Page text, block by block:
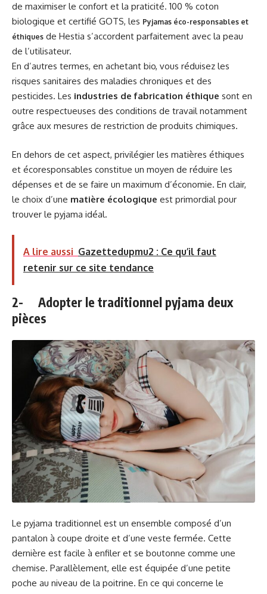
de maximiser le confort et la praticité. 100 % coton
biologique et certifié GOTS, les Pyjamas éco-responsables et
éthiques de Hestia s’accordent parfaitement avec la peau
de l’utilisateur.
En d’autres termes, en achetant bio, vous réduisez les
risques sanitaires des maladies chroniques et des
pesticides. Les industries de fabrication éthique sont en
outre respectueuses des conditions de travail notamment
grâce aux mesures de restriction de produits chimiques.
En dehors de cet aspect, privilégier les matières éthiques
et écoresponsables constitue un moyen de réduire les
dépenses et de se faire un maximum d’économie. En clair,
le choix d’une matière écologique est primordial pour
trouver le pyjama idéal.
A lire aussi Gazettedupmu2 : Ce qu’il faut
retenir sur ce site tendance
2- Adopter le traditionnel pyjama deux
pièces
Le pyjama traditionnel est un ensemble composé d’un
pantalon à coupe droite et d’une veste fermée. Cette
dernière est facile à enfiler et se boutonne comme une
chemise. Parallèlement, elle est équipée d’une petite
poche au niveau de la poitrine. En ce qui concerne le